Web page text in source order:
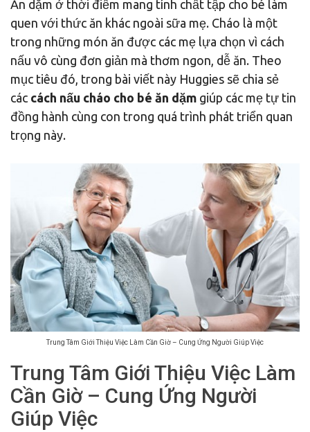
Ăn dặm ở thời điểm mang tính chất tập cho bé làm
quen với thức ăn khác ngoài sữa mẹ. Cháo là một
trong những món ăn được các mẹ lựa chọn vì cách
nấu vô cùng đơn giản mà thơm ngon, dễ ăn. Theo
mục tiêu đó, trong bài viết này Huggies sẽ chia sẻ
các cách nấu cháo cho bé ăn dặm giúp các mẹ tự tin
đồng hành cùng con trong quá trình phát triển quan
trọng này.
Trung Tâm Giới Thiệu Việc Làm Cần Giờ – Cung Ứng Người Giúp Việc
Trung Tâm Giới Thiệu Việc Làm
Cần Giờ – Cung Ứng Người
Giúp Việc